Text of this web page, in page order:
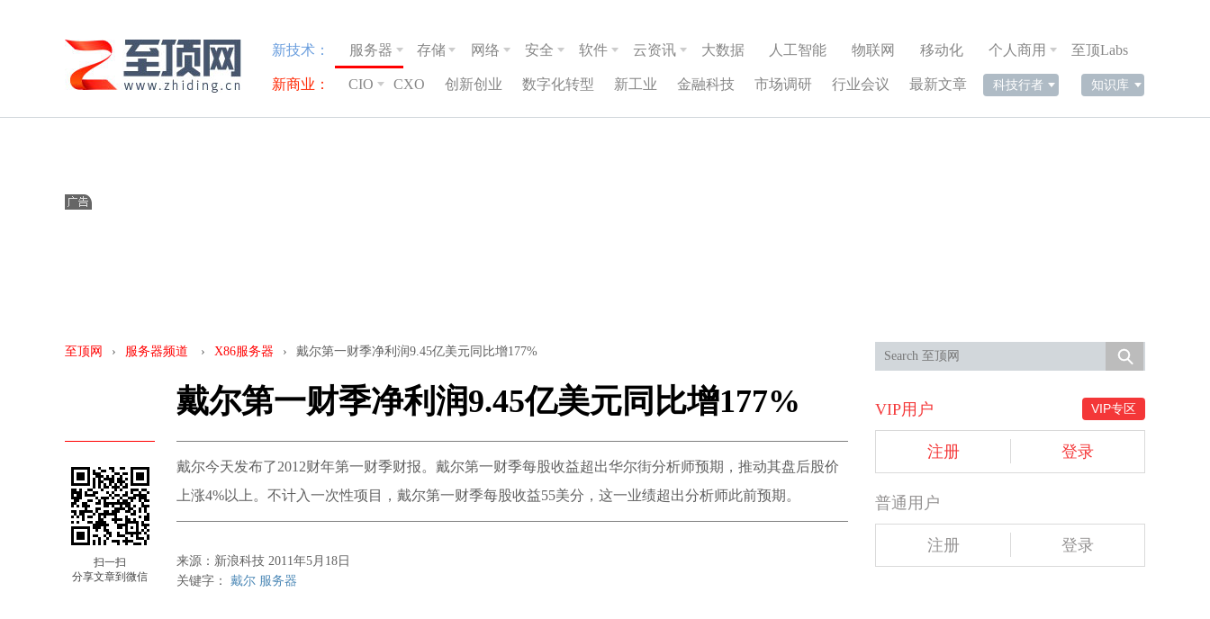
新技术： 服务器 存储 网络 安全 软件 云资讯 大数据 人工智能 物联网 移动化 个人商用 至顶Labs
新商业： CIO CXO 创新创业 数字化转型 新工业 金融科技 市场调研 行业会议 最新文章 科技行者 知识库
至顶网 › 服务器频道 › X86服务器 › 戴尔第一财季净利润9.45亿美元同比增177%
戴尔第一财季净利润9.45亿美元同比增177%
扫一扫
分享文章到微信
戴尔今天发布了2012财年第一财季财报。戴尔第一财季每股收益超出华尔街分析师预期，推动其盘后股价
上涨4%以上。不计入一次性项目，戴尔第一财季每股收益55美分，这一业绩超出分析师此前预期。
来源：新浪科技 2011年5月18日
关键字： 戴尔 服务器
VIP专区
VIP用户
注册 登录
普通用户
注册 登录